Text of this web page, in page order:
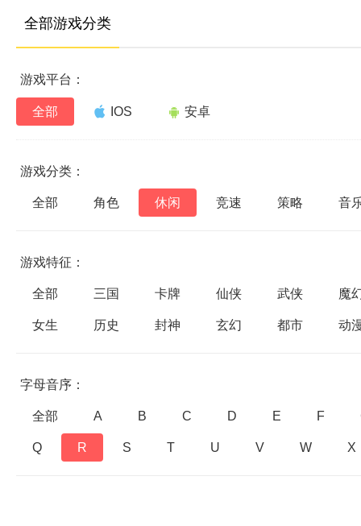
全部游戏分类
游戏平台：
全部 IOS 安卓
游戏分类：
全部 角色 休闲 竞速 策略 音
游戏特征：
全部 三国 卡牌 仙侠 武侠 魔
女生 历史 封神 玄幻 都市 动
字母音序：
全部 A B C D E F
Q R S T U V W X